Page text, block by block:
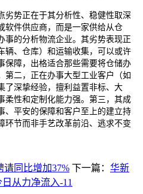
势正在于其分析性、稳健性取深
软件供应商，而是一家供给从仓
事的分析物流企业。其劣势表现正
辆、仓库）和运输收集，可以或许
保障，出格适合那些需要将仓储办
第二，正在办事大型工业客户（如
了深挚经验，擅利益置非标、大
柔性和定制化能力强。第三，其成
、平安的保障和客户至上的建立持
环节而非手艺改革前沿、逃求不变
请同比增加37% 下一篇： 华新
从力净流入-11